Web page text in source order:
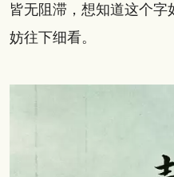
皆无阻滞，想知道这个
妨往下细看。